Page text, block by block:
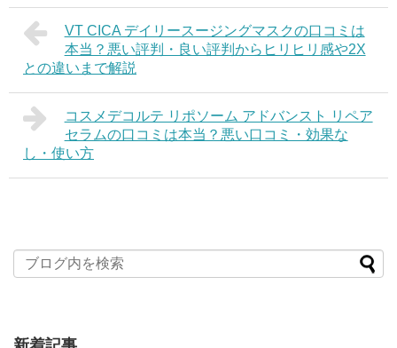
VT CICA デイリースージングマスクの口コミは
本当？悪い評判・良い評判からヒリヒリ感や2X
との違いまで解説
コスメデコルテ リポソーム アドバンスト リペア
セラムの口コミは本当？悪い口コミ・効果な
し・使い方